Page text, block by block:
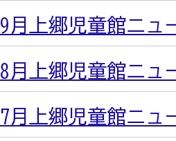
月上郷児童館ニュ
月上郷児童館ニュ
月上郷児童館ニュ